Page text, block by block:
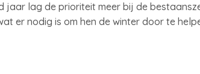
lag de prioriteit meer bij de
er nodig is om hen de winter door te